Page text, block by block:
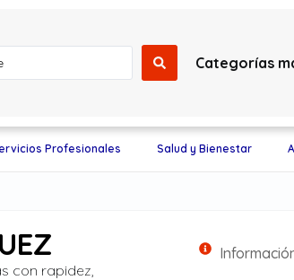
Categorías
Profesionales Salud y Bienestar
con rapidez,